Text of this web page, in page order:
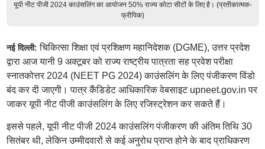
यूपी नीट पीजी 2024 काउंसलिंग का आयोजन 50% राज्य कोटा सीटों के लिए है। (प्रतीकात्मक-
फ्रीपिक)
नई दिल्ली: चिकित्सा शिक्षा एवं प्रशिक्षण महानिदेशक (DGME), उत्तर प्रदेश
द्वारा आज यानी 9 अक्टूबर को राज्य राष्ट्रीय पात्रता सह प्रवेश परीक्षा
स्नातकोत्तर 2024 (NEET PG 2024) काउंसलिंग के लिए पंजीकरण विंडो
बंद कर दी जाएगी। पात्र कैंडिडेट आधिकारिक वेबसाइट upneet.gov.in पर
जाकर यूपी नीट पीजी काउंसलिंग के लिए रजिस्ट्रेशन कर सकते हैं।
इससे पहले, यूपी नीट पीजी 2024 काउंसलिंग पंजीकरण की अंतिम तिथि 30
सितंबर थी, लेकिन उम्मीदवारों से कई अनुरोध प्राप्त होने के बाद प्राधिकरण